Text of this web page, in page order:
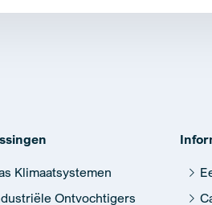
Klimaatsystemen
Ontvochtigers